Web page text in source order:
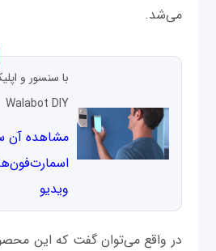
می‌شد.
با سنسور و
Walabot DIY
مشاهده آن
ویدیو
در واقع می‌توان گفت که این